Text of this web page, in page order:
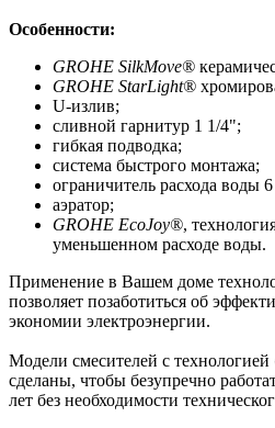
Особенности:
GROHE SilkMove®
GROHE StarLight®
U-излив;
сливной гарнитур 1 1/4";
гибкая подводка;
система быстрого монтажа;
ограничитель расхода воды
аэратор;
GROHE EcoJoy®,
уменьшенном расходе воды.
Применение в Вашем доме
позволяет позаботиться об
экономии электроэнергии.
Модели смесителей с технологией
сделаны, чтобы безупречно
лет без необходимости